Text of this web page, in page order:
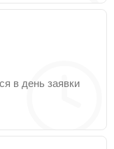
в день заявки